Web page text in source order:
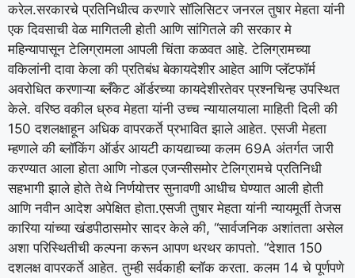
करेल.सरकारचे प्रतिनिधीत्व करणारे सॉलिसिटर जनरल तुषार मेहता यांनी
एक दिवसाची वेळ मागितली होती आणि सांगितले की सरकार मे
महिन्यापासून टेलिग्रामला आपली चिंता कळवत आहे. टेलिग्रामच्या
वकिलांनी दावा केला की प्रतिबंध बेकायदेशीर आहेत आणि प्लॅटफॉर्म
अवरोधित करणाऱ्या ब्लँकेट ऑर्डरच्या कायदेशीरतेवर प्रश्नचिन्ह उपस्थित
केले.वरिष्ठ वकील ध्रुव मेहता यांनी उच्च न्यायालयाला माहिती दिली की
150 दशलक्षाहून अधिक वापरकर्ते प्रभावित झाले आहेत.एसजी मेहता
म्हणाले की ब्लॉकिंग ऑर्डर आयटी कायद्याच्या कलम 69A अंतर्गत जारी
करण्यात आला होता आणि नोडल एजन्सीसमोर टेलिग्रामचे प्रतिनिधी
सहभागी झाले होते तेथे निर्णयोत्तर सुनावणी आधीच घेण्यात आली होती
आणि नवीन आदेश अपेक्षित होता.एसजी तुषार मेहता यांनी न्यायमूर्ती तेजस
कारिया यांच्या खंडपीठासमोर सादर केले की, “सार्वजनिक अशांतता असेल
अशा परिस्थितीची कल्पना करून आपण थरथर कापतो. “देशात 150
दशलक्ष वापरकर्ते आहेत. तुम्ही सर्वकाही ब्लॉक करता. कलम 14 चे पूर्णपणे